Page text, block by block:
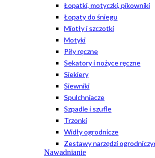
Łopatki, motyczki, pikowniki
Łopaty do śniegu
Miotły i szczotki
Motyki
Piły ręczne
Sekatory i nożyce ręczne
Siekiery
Siewniki
Spulchniacze
Szpadle i szufle
Trzonki
Widły ogrodnicze
Zestawy narzędzi
Nawadnianie